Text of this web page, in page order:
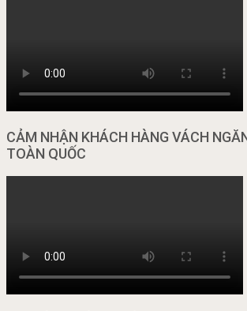
CẢM NHẬN KHÁCH HÀNG VÁCH
TOÀN QUỐC